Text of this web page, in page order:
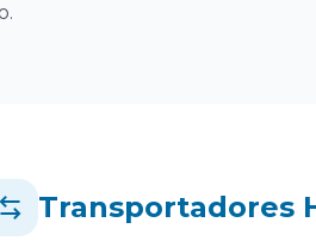
Transportadores